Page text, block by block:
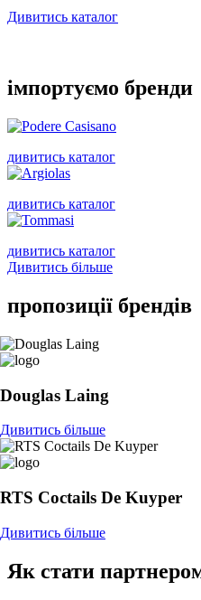
Дивитись каталог
імпортуємо бренди
дивитись каталог
дивитись каталог
дивитись каталог
Дивитись більше
пропозиції брендів
Douglas Laing
Дивитись більше
RTS Coctails De Kuyper
Дивитись більше
Як стати